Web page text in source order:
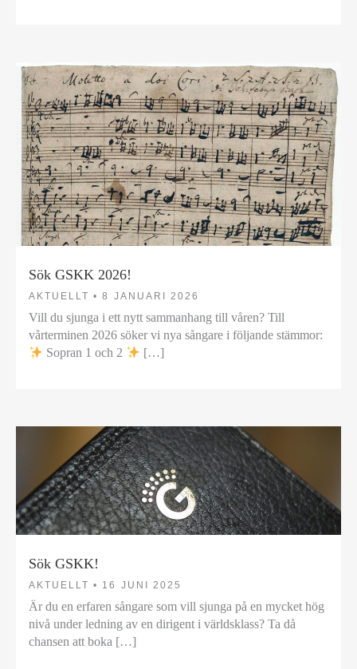
Sök GSKK 2026!
AKTUELLT • 8 JANUARI 2026
Vill du sjunga i ett nytt sammanhang till våren? Till
vårterminen 2026 söker vi nya sångare i följande stämmor:
Sopran 1 och 2
[…]
Sök GSKK!
AKTUELLT • 16 JUNI 2025
Är du en erfaren sångare som vill sjunga på en mycket hög
nivå under ledning av en dirigent i världsklass? Ta då
chansen att boka […]